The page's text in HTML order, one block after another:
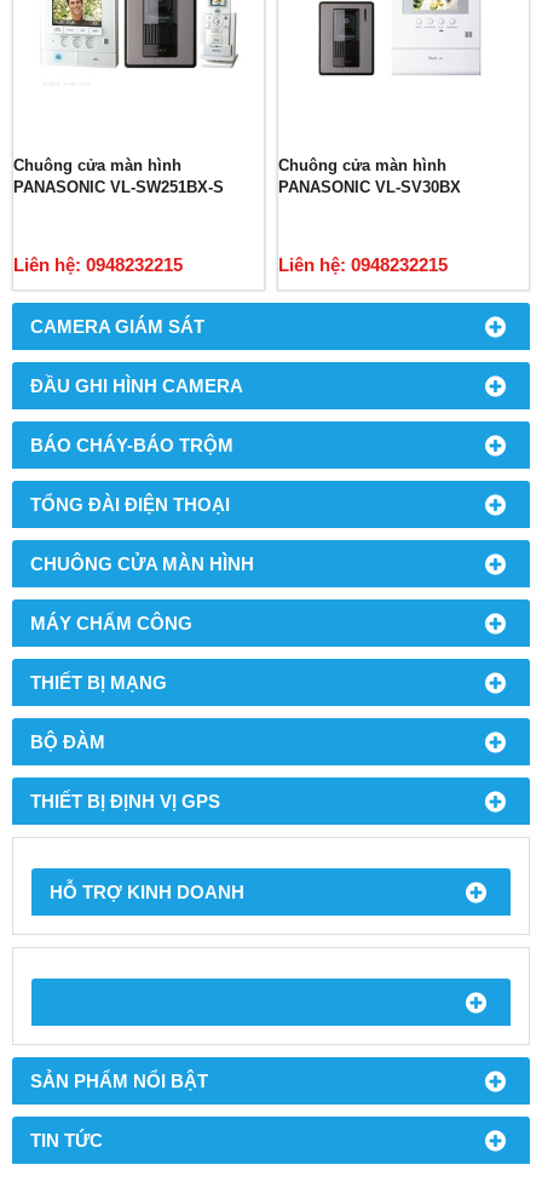
CAMERA GIÁM SÁT
ĐẦU GHI HÌNH CAMERA
BÁO CHÁY-BÁO TRỘM
TỔNG ĐÀI ĐIỆN THOẠI
CHUÔNG CỬA MÀN HÌNH
MÁY CHẤM CÔNG
THIẾT BỊ MẠNG
BỘ ĐÀM
THIẾT BỊ ĐỊNH VỊ GPS
HỖ TRỢ KINH DOANH
SẢN PHẨM NỔI BẬT
TIN TỨC
Chuông cửa màn hình
PANASONIC VL-SW251BX-S
Liên hệ: 0948232215
Chuông cửa màn hình
PANASONIC VL-SV30BX
Liên hệ: 0948232215